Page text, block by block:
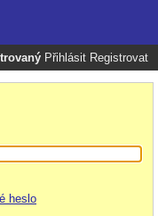
Přihlásit Registrovat
heslo